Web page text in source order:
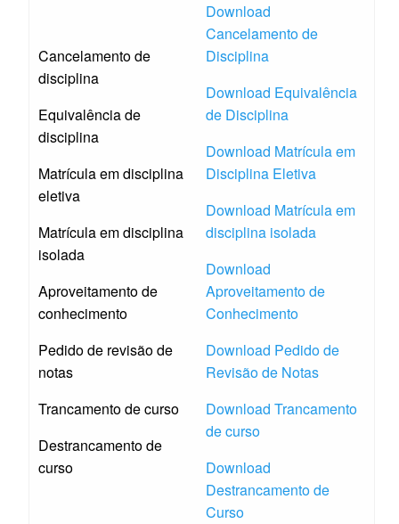
Cancelamento de
disciplina
Equivalência de
disciplina
Matrícula em disciplina
eletiva
Matrícula em disciplina
isolada
Aproveitamento de
conhecimento
Pedido de revisão de
notas
Trancamento de curso
Destrancamento de
curso
Download
Cancelamento de
Disciplina
Download Equivalência
de Disciplina
Download Matrícula em
Disciplina Eletiva
Download Matrícula em
disciplina isolada
Download
Aproveitamento de
Conhecimento
Download Pedido de
Revisão de Notas
Download Trancamento
de curso
Download
Destrancamento de
Curso